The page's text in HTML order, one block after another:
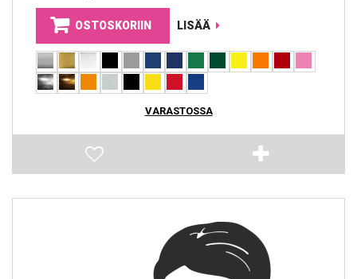
OSTOSKORIIN LISÄÄ
VARASTOSSA